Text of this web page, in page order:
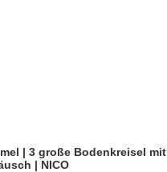
| 3 große Bodenkreisel mit
| NICO